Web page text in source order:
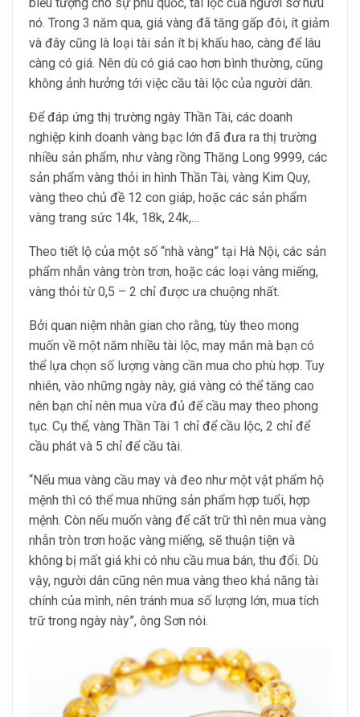
nó. Trong 3 năm qua, giá vàng đã tăng gấp đôi, ít giảm
và đây cũng là loại tài sản ít bị khấu hao, càng để lâu
càng có giá. Nên dù có giá cao hơn bình thường, cũng
không ảnh hưởng tới việc cầu tài lộc của người dân.
Để đáp ứng thị trường ngày Thần Tài, các doanh
nghiệp kinh doanh vàng bạc lớn đã đưa ra thị trường
nhiều sản phẩm, như vàng rồng Thăng Long 9999, các
sản phẩm vàng thỏi in hình Thần Tài, vàng Kim Quy,
vàng theo chủ đề 12 con giáp, hoặc các sản phẩm
vàng trang sức 14k, 18k, 24k,…
Theo tiết lộ của một số “nhà vàng” tại Hà Nội, các sản
phẩm nhẫn vàng tròn trơn, hoặc các loại vàng miếng,
vàng thỏi từ 0,5 – 2 chỉ được ưa chuộng nhất.
Bởi quan niệm nhân gian cho rằng, tùy theo mong
muốn về một năm nhiều tài lộc, may mắn mà bạn có
thể lựa chọn số lượng vàng cần mua cho phù hợp. Tuy
nhiên, vào những ngày này, giá vàng có thể tăng cao
nên bạn chỉ nên mua vừa đủ để cầu may theo phong
tục. Cụ thể, vàng Thần Tài 1 chỉ để cầu lộc, 2 chỉ để
cầu phát và 5 chỉ để cầu tài.
“Nếu mua vàng cầu may và đeo như một vật phẩm hộ
mệnh thì có thể mua những sản phẩm hợp tuổi, hợp
mệnh. Còn nếu muốn vàng để cất trữ thì nên mua vàng
nhẫn tròn trơn hoặc vàng miếng, sẽ thuận tiện và
không bị mất giá khi có nhu cầu mua bán, thu đổi. Dù
vậy, người dân cũng nên mua vàng theo khả năng tài
chính của mình, nên tránh mua số lượng lớn, mua tích
trữ trong ngày này”, ông Sơn nói.